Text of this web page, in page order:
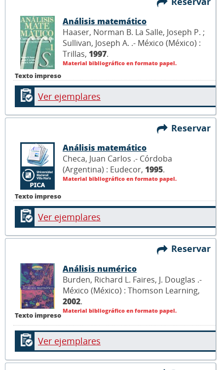
Texto impreso
Análisis matemático
Haaser, Norman B. La Salle, Joseph P. ;
Sullivan, Joseph A. .- México (México) :
Trillas, 1997.
Material bibliográfico en formato papel.
Ver ejemplares
Reservar
Texto impreso
Análisis matemático
Checa, Juan Carlos .- Córdoba
(Argentina) : Eudecor, 1995.
Material bibliográfico en formato papel.
Ver ejemplares
Reservar
Texto impreso
Análisis numérico
Burden, Richard L. Faires, J. Douglas .-
México (México) : Thomson Learning,
2002.
Material bibliográfico en formato papel.
Ver ejemplares